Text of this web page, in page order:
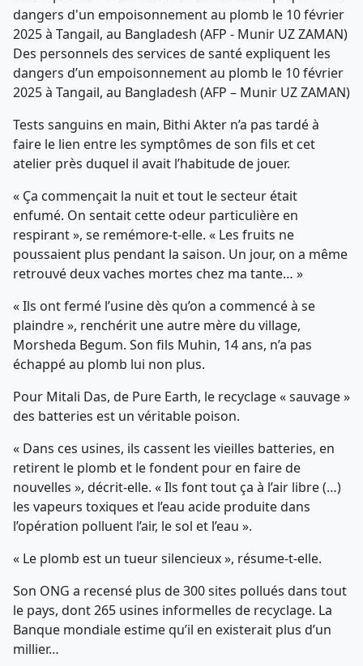
Des personnels des services de santé expliquent les
dangers d’un empoisonnement au plomb le 10 février
2025 à Tangail, au Bangladesh (AFP – Munir UZ ZAMAN)
Tests sanguins en main, Bithi Akter n’a pas tardé à
faire le lien entre les symptômes de son fils et cet
atelier près duquel il avait l’habitude de jouer.
« Ça commençait la nuit et tout le secteur était
enfumé. On sentait cette odeur particulière en
respirant », se remémore-t-elle. « Les fruits ne
poussaient plus pendant la saison. Un jour, on a même
retrouvé deux vaches mortes chez ma tante… »
« Ils ont fermé l’usine dès qu’on a commencé à se
plaindre », renchérit une autre mère du village,
Morsheda Begum. Son fils Muhin, 14 ans, n’a pas
échappé au plomb lui non plus.
Pour Mitali Das, de Pure Earth, le recyclage « sauvage »
des batteries est un véritable poison.
« Dans ces usines, ils cassent les vieilles batteries, en
retirent le plomb et le fondent pour en faire de
nouvelles », décrit-elle. « Ils font tout ça à l’air libre (…)
les vapeurs toxiques et l’eau acide produite dans
l’opération polluent l’air, le sol et l’eau ».
« Le plomb est un tueur silencieux », résume-t-elle.
Son ONG a recensé plus de 300 sites pollués dans tout
le pays, dont 265 usines informelles de recyclage. La
Banque mondiale estime qu’il en existerait plus d’un
millier…